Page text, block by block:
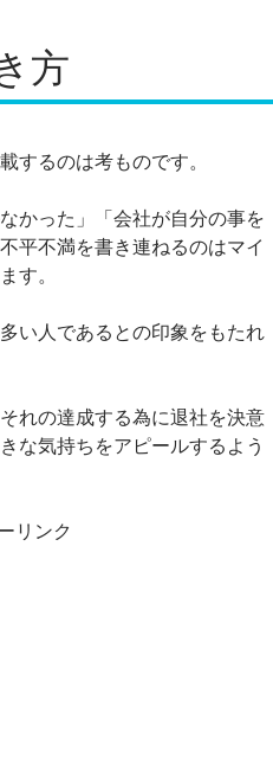
方
するのは考ものです。
かった」「会社が自分の事を
平不満を書き連ねるのはマイ
す。
い人であるとの印象をもたれ
れの達成する為に退社を決意
な気持ちをアピールするよう
リンク